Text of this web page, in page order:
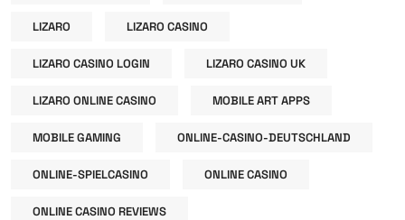
LIZARO LIZARO CASINO
LIZARO CASINO LOGIN LIZARO CASINO UK
LIZARO ONLINE CASINO MOBILE ART APPS
MOBILE GAMING ONLINE-CASINO-DEUTSCHLAND
ONLINE-SPIELCASINO ONLINE CASINO
ONLINE CASINO REVIEWS